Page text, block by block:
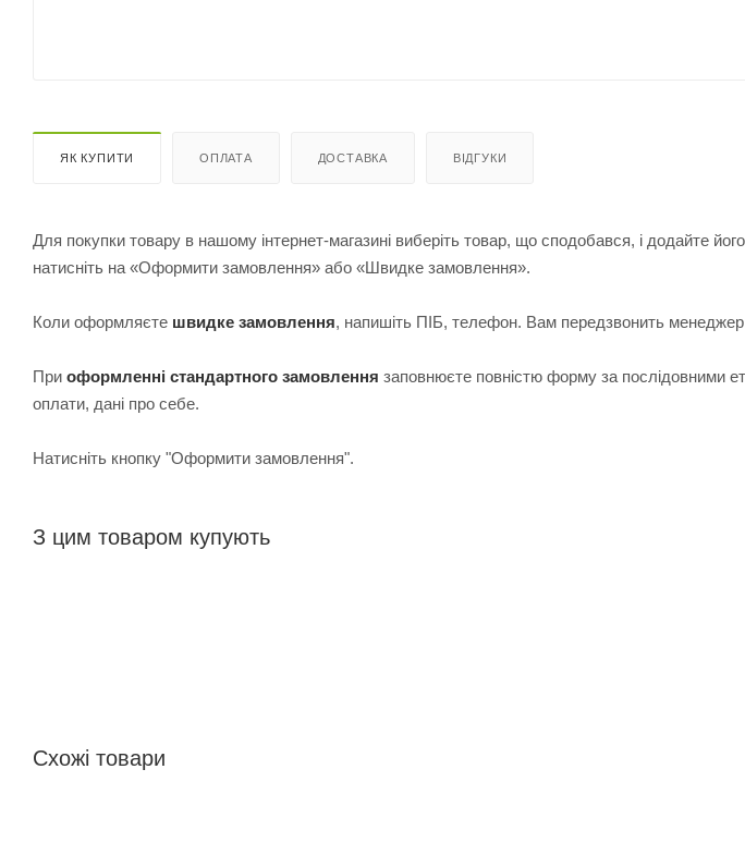
ЯК КУПИТИ ОПЛАТА ДОСТАВКА ВІДГУКИ
Для покупки товару в нашому інтернет-магазині виберіть товар, що сподобався, і додайте
натисніть на «Оформити замовлення» або «Швидке замовлення».
Коли оформляєте швидке замовлення, напишіть ПІБ, телефон. Вам передзвонить
При оформленні стандартного замовлення заповнюєте повністю форму за послідовними
оплати, дані про себе.
Натисніть кнопку "Оформити замовлення".
З цим товаром купують
Схожі товари